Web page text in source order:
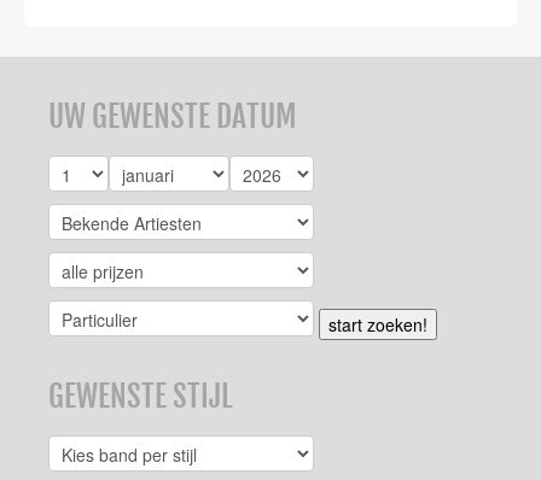
UW GEWENSTE DATUM
start zoeken!
GEWENSTE STIJL